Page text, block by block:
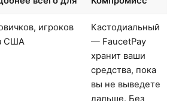
игроков
США
Кастодиальный
— FaucetPay
хранит ваши
средства, пока
вы не выведете
дальше. Без